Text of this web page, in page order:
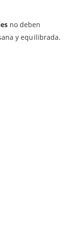
no deben
y equilibrada.